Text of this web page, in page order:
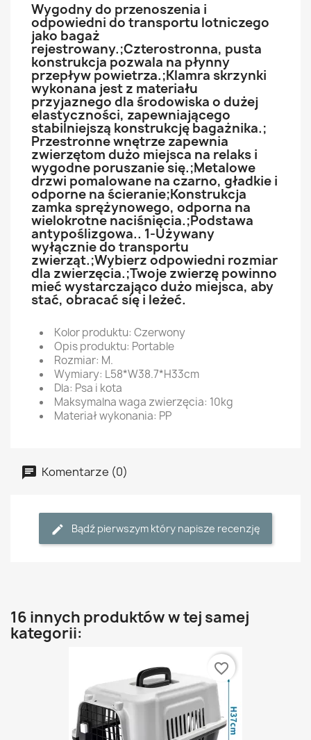
Wygodny do przenoszenia i
odpowiedni do transportu lotniczego
jako bagaż
rejestrowany.;Czterostronna, pusta
konstrukcja pozwala na płynny
przepływ powietrza.;Klamra skrzynki
wykonana jest z materiału
przyjaznego dla środowiska o dużej
elastyczności, zapewniającego
stabilniejszą konstrukcję bagażnika.;
Przestronne wnętrze zapewnia
zwierzętom dużo miejsca na relaks i
wygodne poruszanie się.;Metalowe
drzwi pomalowane na czarno, gładkie i
odporne na ścieranie;Konstrukcja
zamka sprężynowego, odporna na
wielokrotne naciśnięcia.;Podstawa
antypoślizgowa.. 1-Używany
wyłącznie do transportu
zwierząt.;Wybierz odpowiedni rozmiar
dla zwierzęcia.;Twoje zwierzę powinno
mieć wystarczająco dużo miejsca, aby
stać, obracać się i leżeć.
Kolor produktu: Czerwony
Opis produktu: Portable
Rozmiar: M.
Wymiary: L58*W38.7*H33cm
Dla: Psa i kota
Maksymalna waga zwierzęcia: 10kg
Materiał wykonania: PP
Komentarze (0)
Bądź pierwszym który napisze recenzję
16 innych produktów w tej samej
kategorii:
favorite_border